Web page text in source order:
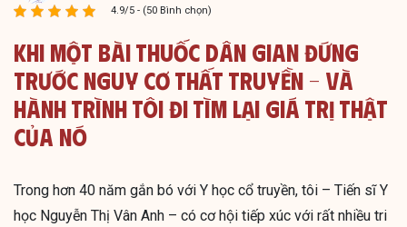
4.9/5 - (50 Bình chọn)
Khi Một Bài Thuốc Dân Gian Đứng
Trước Nguy Cơ Thất Truyền – Và
Hành Trình Tôi Đi Tìm Lại Giá Trị Thật
Của Nó
Trong hơn 40 năm gắn bó với Y học cổ truyền, tôi – Tiến sĩ Y
học Nguyễn Thị Vân Anh – có cơ hội tiếp xúc với rất nhiều tri